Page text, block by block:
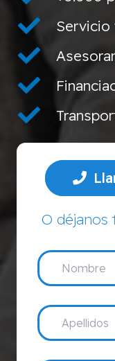
O déjanos